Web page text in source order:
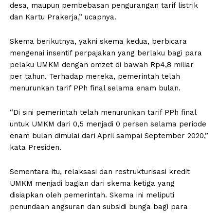
desa, maupun pembebasan pengurangan tarif listrik
dan Kartu Prakerja,” ucapnya.
Skema berikutnya, yakni skema kedua, berbicara
mengenai insentif perpajakan yang berlaku bagi para
pelaku UMKM dengan omzet di bawah Rp4,8 miliar
per tahun. Terhadap mereka, pemerintah telah
menurunkan tarif PPh final selama enam bulan.
“Di sini pemerintah telah menurunkan tarif PPh final
untuk UMKM dari 0,5 menjadi 0 persen selama periode
enam bulan dimulai dari April sampai September 2020,”
kata Presiden.
Sementara itu, relaksasi dan restrukturisasi kredit
UMKM menjadi bagian dari skema ketiga yang
disiapkan oleh pemerintah. Skema ini meliputi
penundaan angsuran dan subsidi bunga bagi para